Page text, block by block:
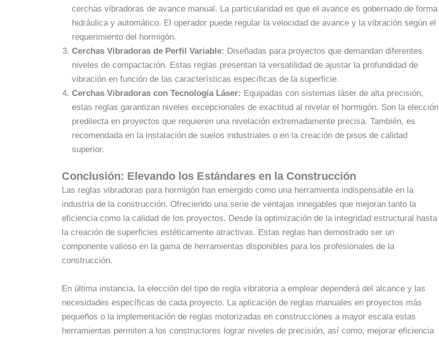
cerchas vibradoras de avance manual. La particularidad es que el avance es gobernado de forma
hidráulica y automático. El operador puede regular la velocidad de avance y la vibración según el
requerimiento del hormigón.
Cerchas Vibradoras de Perfil Variable: Diseñadas para proyectos que demandan diferentes
niveles de compactación. Estas reglas presentan la versatilidad de ajustar la profundidad de
vibración en función de las características específicas de la superficie.
Cerchas Vibradoras con Tecnología Láser: Equipadas con sistemas láser de alta precisión,
estas reglas garantizan niveles excepcionales de exactitud al nivelar el hormigón. Son la elección
predilecta en proyectos que requieren una nivelación extremadamente precisa. También, es
recomendada en la instalación de suelos industriales o en la creación de pisos de calidad
superior.
Conclusión: Elevando los Estándares en la Construcción
Las reglas vibradoras para hormigón han emergido como una herramienta indispensable en la
industria de la construcción. Ofreciendo una serie de ventajas innegables que mejoran tanto la
eficiencia como la calidad de los proyectos. Desde la optimización de la integridad estructural hasta
la creación de superficies estéticamente atractivas. Estas reglas han demostrado ser un
componente valioso en la gama de herramientas disponibles para los profesionales de la
construcción.
En última instancia, la elección del tipo de regla vibratoria a emplear dependerá del alcance y las
necesidades específicas de cada proyecto. La aplicación de reglas manuales en proyectos más
pequeños o la implementación de reglas motorizadas en construcciones a mayor escala estas
herramientas permiten a los constructores lograr niveles de precisión, así como, mejorar eficiencia